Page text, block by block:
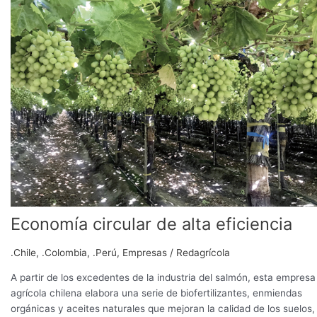
Economía circular de alta eficiencia
.Chile, .Colombia, .Perú, Empresas / Redagrícola
A partir de los excedentes de la industria del salmón, esta empresa
agrícola chilena elabora una serie de biofertilizantes, enmiendas
orgánicas y aceites naturales que mejoran la calidad de los suelos,
de
alta
eficiencia